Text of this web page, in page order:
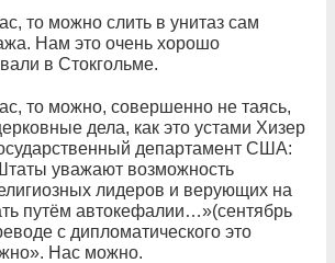
то можно слить в унитаз сам
Нам это очень хорошо
в Стокгольме.
то можно, совершенно не таясь,
дела, как это устами Хизер
департамент США:
уважают возможность
лидеров и верующих на
путём автокефалии…»(сентябрь
с дипломатического это
Нас можно.